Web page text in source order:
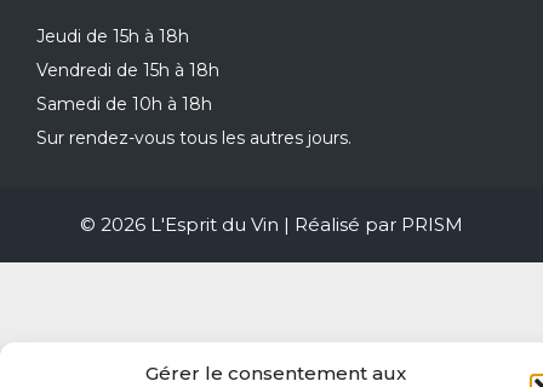
Gérer le consentement aux
Jeudi de 15h à 18h
Vendredi de 15h à 18h
Samedi de 10h à 18h
Sur rendez-vous tous les autres jours.
© 2026 L'Esprit du Vin | Réalisé par PRISM